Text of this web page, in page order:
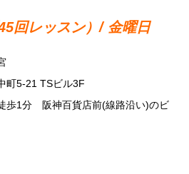
回レッスン）/ 金曜日
町5-21 TSビル3F
歩1分 阪神百貨店前(線路沿い)のビ